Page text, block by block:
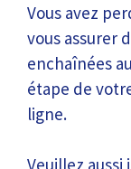
Vous avez
vous assurer
enchaînées
étape de
ligne.
Veuillez